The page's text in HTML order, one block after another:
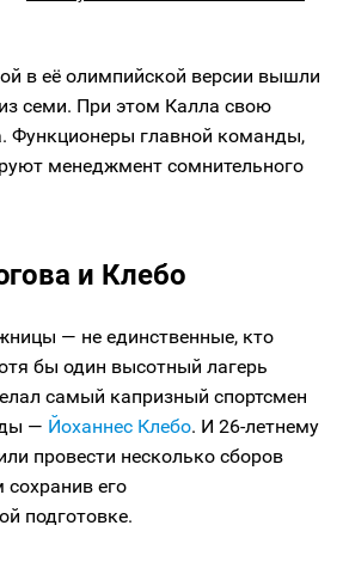
в её олимпийской версии вышли
семи. При этом Калла свою
Функционеры главной команды,
менеджмент сомнительного
и Клебо
— не единственные, кто
бы один высотный лагерь
самый капризный спортсмен
— Йоханнес Клебо. И 26-летнему
провести несколько сборов
сохранив его
подготовке.